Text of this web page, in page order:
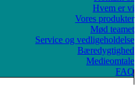
Hvem er vi
Vores produkter
Mød teamet
Service og vedligeholdelse
Bæredygtighed
Medieomtale
FAQ